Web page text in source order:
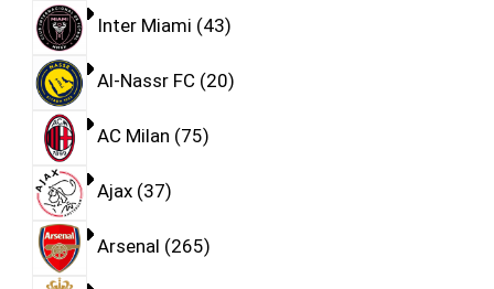
Inter Miami 43
Al-Nassr FC 20
AC Milan 75
Ajax 37
Arsenal 265